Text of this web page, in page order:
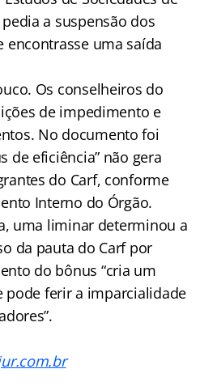
a suspensão dos
encontrasse uma saída
Os conselheiros do
de impedimento e
No documento foi
de eficiência” não gera
do Carf, conforme
Interno do Órgão.
uma liminar determinou a
da pauta do Carf por
do bônus “cria um
pode ferir a imparcialidade